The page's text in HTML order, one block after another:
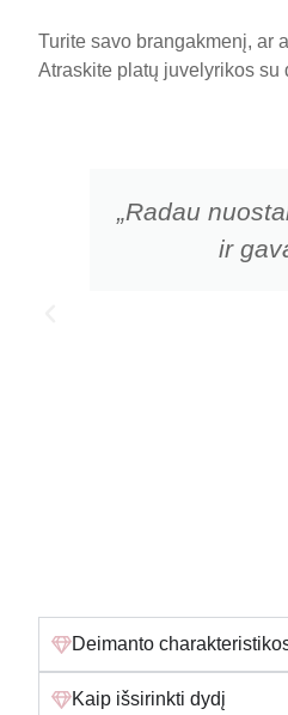
Turite savo brangakmenį, ar
Atraskite platų juvelyrikos
„Radau
ir
Deimanto
Kaip išsirinkti dydį